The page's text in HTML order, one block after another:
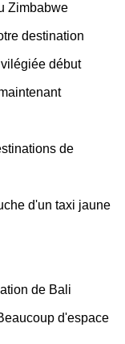
Zimbabwe
destination
début
de
d'un taxi jaune
de Bali
d'espace